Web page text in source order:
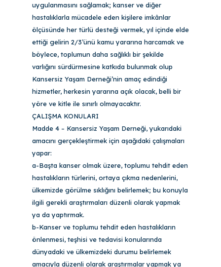
uygulanmasını sağlamak; kanser ve diğer
hastalıklarla mücadele eden kişilere imkânlar
ölçüsünde her türlü desteği vermek, yıl içinde elde
ettiği gelirin 2/3’ünü kamu yararına harcamak ve
böylece, toplumun daha sağlıklı bir şekilde
varlığını sürdürmesine katkıda bulunmak olup
Kansersiz Yaşam Derneği’nin amaç edindiği
hizmetler, herkesin yararına açık olacak, belli bir
yöre ve kitle ile sınırlı olmayacaktır.
ÇALIŞMA KONULARI
Madde 4 – Kansersiz Yaşam Derneği, yukarıdaki
amacını gerçekleştirmek için aşağıdaki çalışmaları
yapar:
a-Başta kanser olmak üzere, toplumu tehdit eden
hastalıkların türlerini, ortaya çıkma nedenlerini,
ülkemizde görülme sıklığını belirlemek; bu konuyla
ilgili gerekli araştırmaları düzenli olarak yapmak
ya da yaptırmak.
b-Kanser ve toplumu tehdit eden hastalıkların
önlenmesi, teşhisi ve tedavisi konularında
dünyadaki ve ülkemizdeki durumu belirlemek
amacıyla düzenli olarak araştırmalar yapmak ya